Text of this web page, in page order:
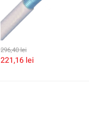
296,40lei
221,16 lei